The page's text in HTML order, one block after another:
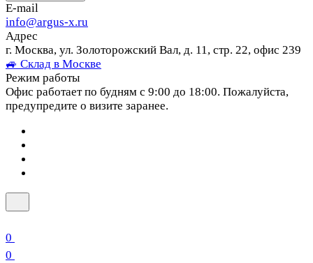
E-mail
info@argus-x.ru
Адрес
г. Москва, ул. Золоторожский Вал, д. 11, стр. 22, офис 239
🚙 Склад в Москве
Режим работы
Офис работает по будням с 9:00 до 18:00. Пожалуйста,
предупредите о визите заранее.
0
0